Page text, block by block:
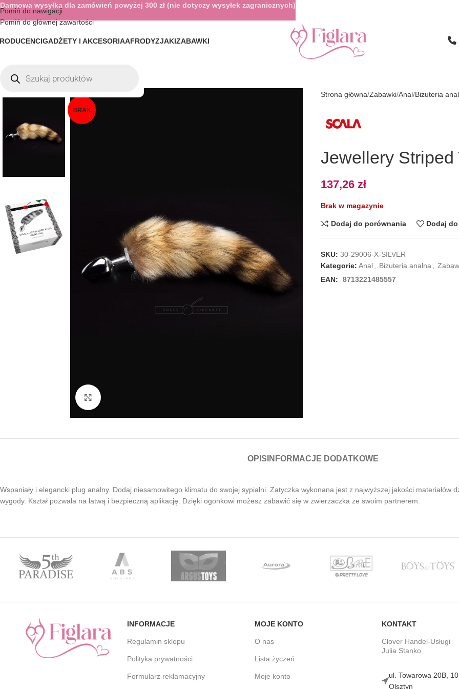
Pomiń do nawigacji
Pomiń do głównej zawartości
GADŻETY I AKCESORIAAFRODYZJAKIZABAWKI
BRAK
Strona główna Zabawki Anal Biżuteria
Jewellery Striped
137,26 zł
Brak w magazynie
Dodaj do porównania Dodaj
SKU: 30-29006-X-SILVER
Kategorie: Anal Biżuteria analna
EAN:
8713221485557
OPIS INFORMACJE DODATKOWE
Wspaniały i elegancki plug analny. Dodaj niesamowitego klimatu do swojej sypialni. Zatyczka wykonana jest z najwyższej jakości materiałów
wygody. Kształ pozwala na łatwą i bezpieczną aplikację. Dzięki ogonkowi możesz zabawić się w zwierzaczka ze swoim partnerem.
INFORMACJE
Regulamin sklepu
Polityka prywatności
Formularz reklamacyjny
MOJE KONTO
O nas
Lista życzeń
Moje konto
KONTAKT
Clover Handel-Usługi
Julia Stanko
ul. Towarowa 20B,
Olsztyn
Darmowa wysyłka dla zamówień powyżej 300 zł (nie dotyczy wysyłek zagranicznych)